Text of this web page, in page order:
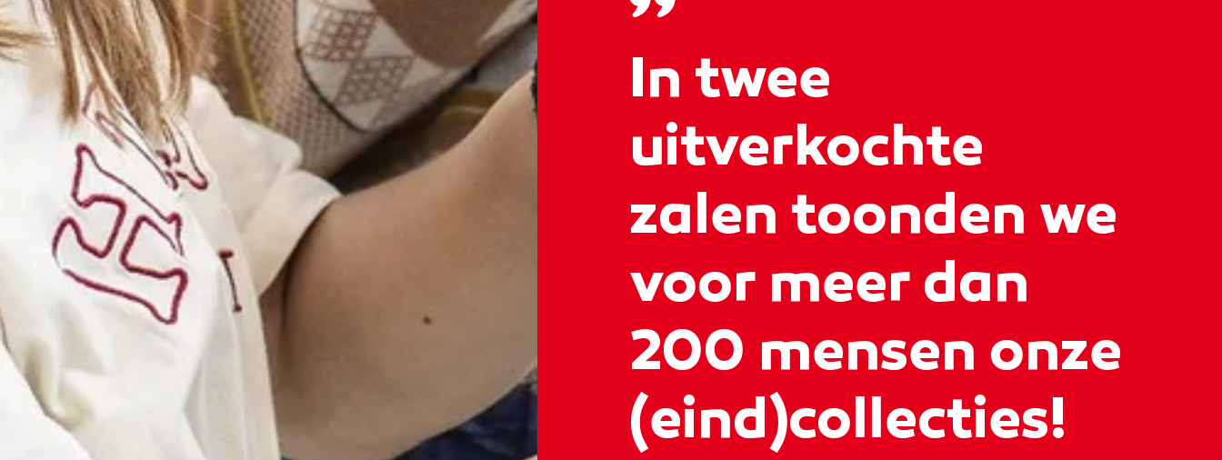
In twee
uitverkochte
zalen toonden we
voor meer dan
200 mensen onze
(eind)collecties!